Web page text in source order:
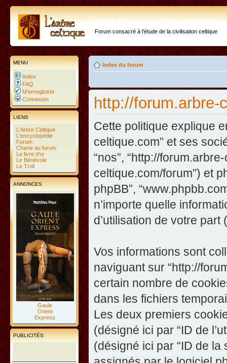
http://forum.arbre-
Forum consacré à l'étude de la civilisation celtique
MENU
Index
FAQ
M’enregistrer
Connexion
LIENS
L'Arbre Celtique
L'encyclopédie
Forum
Charte du forum
Le livre d'or
Le Bénévole
Le Troll
ANNONCES
Gaule
Orient
Express
PUBLICITÉS
Index du forum
http://forum.arbre-
Cette politique explique
celtique.com” et ses
“nos”, “http://
celtique.com/forum”) et
phpBB”,
n’importe quelle
d’utilisation de votre part
Vos informations sont
naviguant sur “http://
certain nombre de
dans les fichiers
Les deux premiers
(désigné ici par “ID de
(désigné ici par “ID de